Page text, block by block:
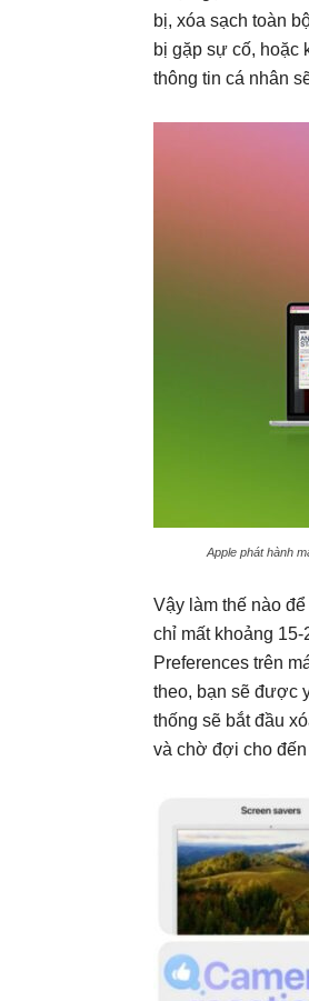
bị, xóa sạch toàn
bị gặp sự cố, hoặc
thông tin cá nhân
Apple phát hành
Vậy làm thế nào
chỉ mất khoảng
Preferences trên
theo, bạn sẽ được
thống sẽ bắt đầu
và chờ đợi cho